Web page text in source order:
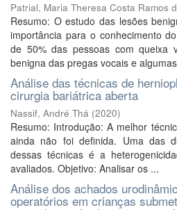
Patrial, Maria Theresa Costa Ramos
Resumo: O estudo das lesões
importância para o conhecimento
de 50% das pessoas com queixa
benigna das pregas vocais e
Análise das técnicas de
cirurgia bariátrica aberta
Nassif, André Thá (2020)
Resumo: Introdução: A melhor
ainda não foi definida. Uma das
dessas técnicas é a
avaliados. Objetivo: Analisar os ...
Análise dos achados
operatórios em crianças